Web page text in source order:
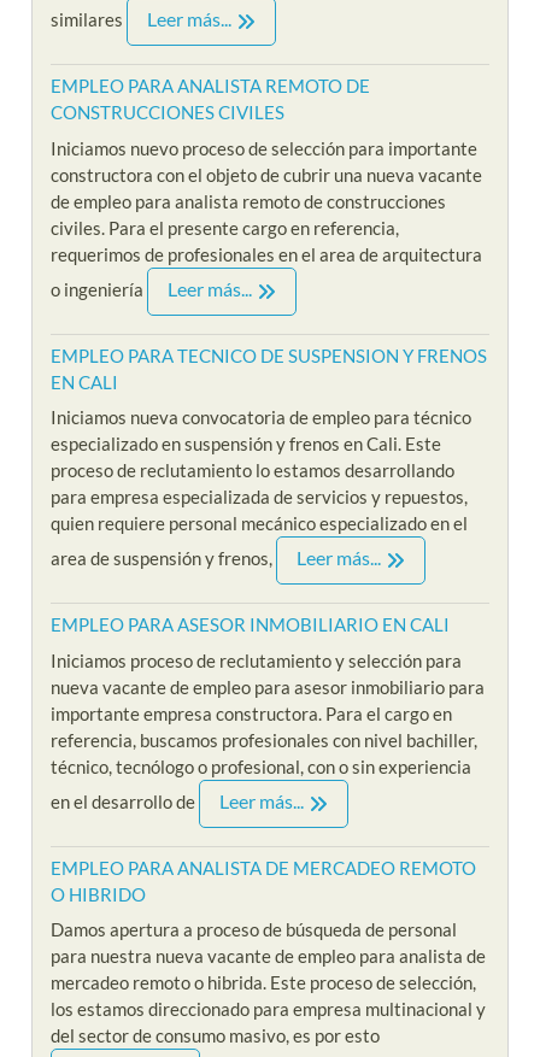
similares
Leer más...
EMPLEO PARA ANALISTA REMOTO DE
CONSTRUCCIONES CIVILES
Iniciamos nuevo proceso de selección para importante
constructora con el objeto de cubrir una nueva vacante
de empleo para analista remoto de construcciones
civiles. Para el presente cargo en referencia,
requerimos de profesionales en el area de arquitectura
o ingeniería
Leer más...
EMPLEO PARA TECNICO DE SUSPENSION Y FRENOS
EN CALI
Iniciamos nueva convocatoria de empleo para técnico
especializado en suspensión y frenos en Cali. Este
proceso de reclutamiento lo estamos desarrollando
para empresa especializada de servicios y repuestos,
quien requiere personal mecánico especializado en el
area de suspensión y frenos,
Leer más...
EMPLEO PARA ASESOR INMOBILIARIO EN CALI
Iniciamos proceso de reclutamiento y selección para
nueva vacante de empleo para asesor inmobiliario para
importante empresa constructora. Para el cargo en
referencia, buscamos profesionales con nivel bachiller,
técnico, tecnólogo o profesional, con o sin experiencia
en el desarrollo de
Leer más...
EMPLEO PARA ANALISTA DE MERCADEO REMOTO
O HIBRIDO
Damos apertura a proceso de búsqueda de personal
para nuestra nueva vacante de empleo para analista de
mercadeo remoto o hibrida. Este proceso de selección,
los estamos direccionado para empresa multinacional y
del sector de consumo masivo, es por esto